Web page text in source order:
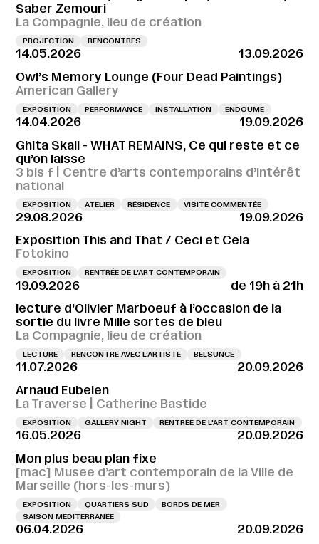
Saber Zemouri
La Compagnie, lieu de création
PROJECTION RENCONTRES
14.05.2026
13.09.2026
Owl’s Memory Lounge (Four Dead Paintings)
American Gallery
EXPOSITION PERFORMANCE INSTALLATION ENDOUME
14.04.2026
19.09.2026
Ghita Skali - WHAT REMAINS, Ce qui reste et ce
qu’on laisse
3 bis f | Centre d’arts contemporains d’intérêt
national
EXPOSITION ATELIER RÉSIDENCE VISITE COMMENTÉE
29.08.2026
19.09.2026
Exposition This and That / Ceci et Cela
Fotokino
EXPOSITION RENTRÉE DE L'ART CONTEMPORAIN
19.09.2026
de 19h à 21h
lecture d’Olivier Marboeuf à l’occasion de la
sortie du livre Mille sortes de bleu
La Compagnie, lieu de création
LECTURE RENCONTRE AVEC L’ARTISTE BELSUNCE
11.07.2026
20.09.2026
Arnaud Eubelen
La Traverse | Catherine Bastide
EXPOSITION GALLERY NIGHT RENTRÉE DE L'ART CONTEMPORAIN
16.05.2026
20.09.2026
Mon plus beau plan fixe
[mac] Musee d’art contemporain de la Ville de
Marseille (hors-les-murs)
EXPOSITION QUARTIERS SUD
BORDS DE MER
SAISON MÉDITERRANÉE
06.04.2026
20.09.2026